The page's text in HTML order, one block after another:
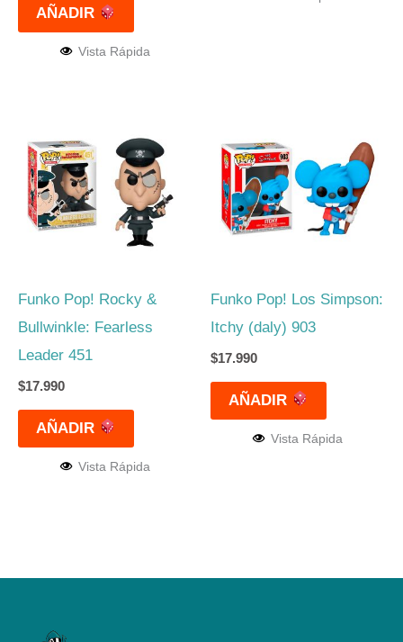
AÑADIR
Vista Rápida
Funko Pop! Rocky &
Bullwinkle: Fearless
Leader 451
$17.990
AÑADIR
Vista Rápida
Funko Pop! Los Simpson:
Itchy (daly) 903
$17.990
AÑADIR
Vista Rápida